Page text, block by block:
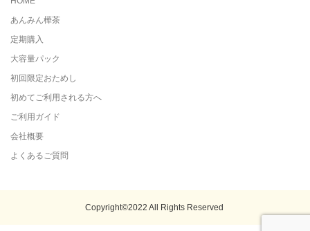
あんみん樺茶
定期購入
大容量パック
初回限定おためし
初めてご利用される方へ
ご利用ガイド
会社概要
よくあるご質問
Copyright©2022 All Rights Reserved